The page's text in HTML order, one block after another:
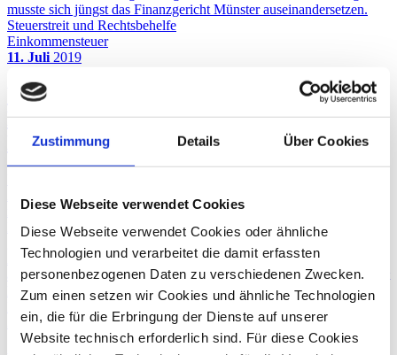
Zustimmung Details Über Cookies
Diese Webseite verwendet Cookies
Diese Webseite verwendet Cookies oder ähnliche
Technologien und verarbeitet die damit erfassten
personenbezogenen Daten zu verschiedenen Zwecken.
Zum einen setzen wir Cookies und ähnliche Technologien
ein, die für die Erbringung der Dienste auf unserer
Website technisch erforderlich sind. Für diese Cookies
musste sich jüngst das Finanzgericht Münster auseinandersetzen.
Steuerstreit und Rechtsbehelfe
Einkommensteuer
11. Juli 2019
Werbungskostenabzug für
Einrichtungsgegenstände bei doppelter
Haushaltsführung
Zweitwohnung können mit maximal 1.000 € pro Monat – also
maximal 12.000 € pro Jahr – im Rahmen der doppelten
Haushaltsführung als Werbungskosten steuermindernd geltend
Anschaffung von Möbeln und Hausrat zu diesen nur begrenzt
abziehbaren Unterkunftskosten? Der Bundesfinanzhof musste jüngst
hierüber befinden.
26. Februar2018